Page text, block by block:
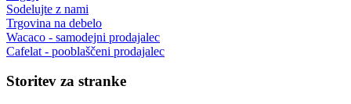
Sodelujte z nami
Trgovina na debelo
Wacaco - samodejni prodajalec
Cafelat - pooblaščeni prodajalec
Storitev za stranke